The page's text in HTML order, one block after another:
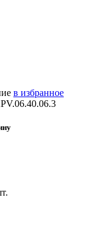
в избранное